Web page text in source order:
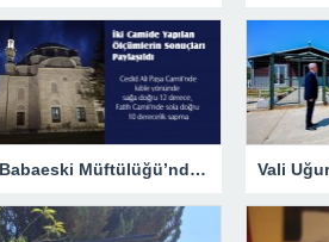
Babaeski Müftülüğü’nden Kıble Tartışmalarına Resmi Yanıt